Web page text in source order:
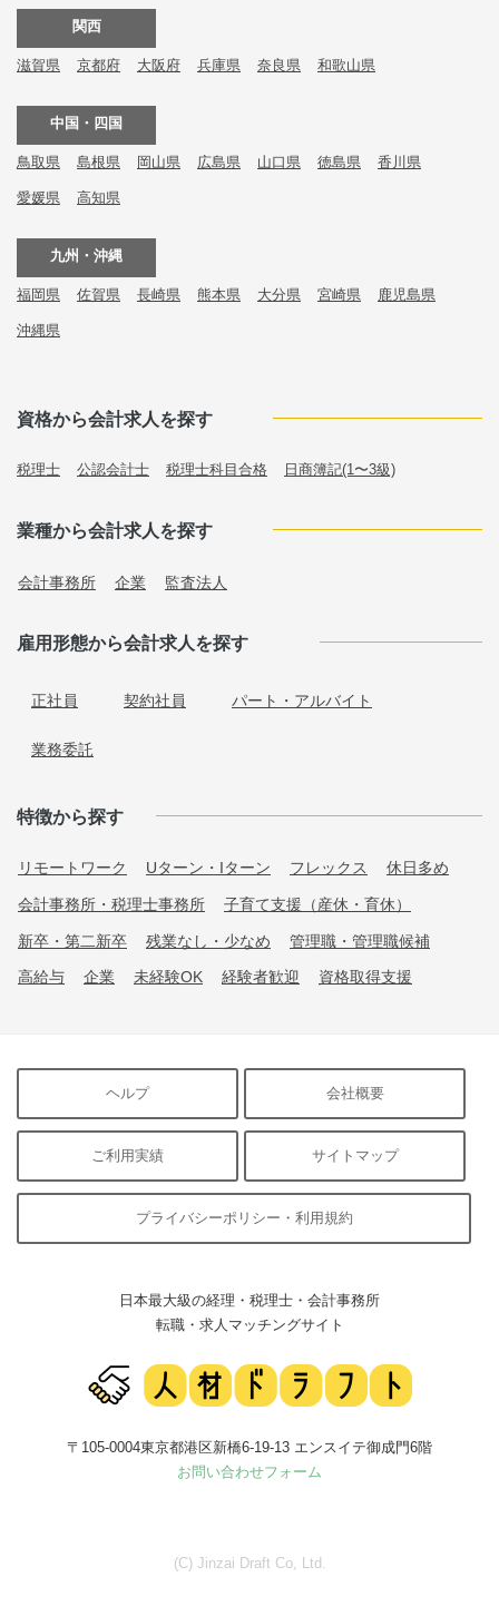
関西
滋賀県 京都府 大阪府 兵庫県 奈良県 和歌山県
中国・四国
鳥取県 島根県 岡山県 広島県 山口県 徳島県 香川県
愛媛県 高知県
九州・沖縄
福岡県 佐賀県 長崎県 熊本県 大分県 宮崎県 鹿児島県
沖縄県
資格から会計求人を探す
税理士 公認会計士 税理士科目合格 日商簿記(1〜3級)
業種から会計求人を探す
会計事務所 企業 監査法人
雇用形態から会計求人を探す
正社員 契約社員 パート・アルバイト
業務委託
特徴から探す
リモートワーク Uターン・Iターン フレックス 休日多め
会計事務所・税理士事務所 子育て支援（産休・育休）
新卒・第二新卒 残業なし・少なめ 管理職・管理職候補
高給与 企業 未経験OK 経験者歓迎 資格取得支援
ヘルプ 会社概要
ご利用実績 サイトマップ
プライバシーポリシー・利用規約
日本最大級の経理・税理士・会計事務所
転職・求人マッチングサイト
〒105-0004東京都港区新橋6-19-13 エンスイテ御成門6階
お問い合わせフォーム
(C) Jinzai Draft Co, Ltd.